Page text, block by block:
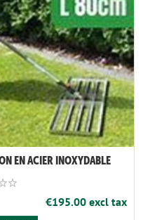
EN ACIER INOXYDABLE
€195.00 excl tax